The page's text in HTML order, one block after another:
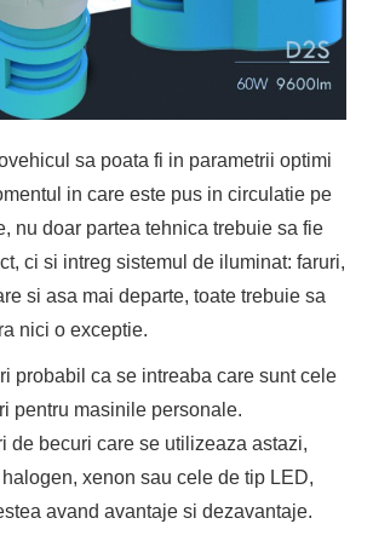
sa poata fi in parametrii optimi
in care este pus in circulatie pe
nu doar partea tehnica trebuie sa fie
ci si intreg sistemul de iluminat: faruri,
si asa mai departe, toate trebuie sa
nici o exceptie.
probabil ca se intreaba care sunt cele
pentru masinile personale.
de becuri care se utilizeaza astazi,
xenon sau cele de tip LED,
avand avantaje si dezavantaje.